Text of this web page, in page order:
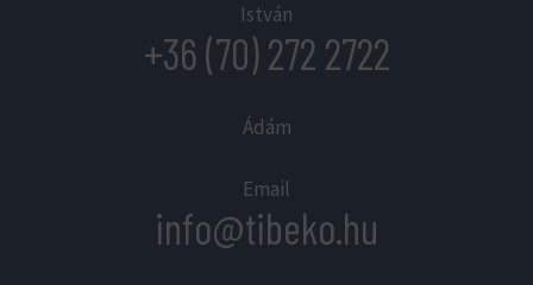
István
+36 (70) 272 2722
Ádám
Email
info@tibeko.hu